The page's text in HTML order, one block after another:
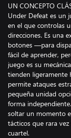
UN CONCEPTO
Under Defeat es un
en el que controlas
direcciones. Es una
botones —para
fácil de aprender,
juego es su
tienden ligeramente
permite ataques
pequeña unidad
forma
soltar un momento
tácticos que rara
cuartel.